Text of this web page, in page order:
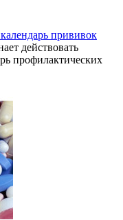
прививок
действовать
профилактических